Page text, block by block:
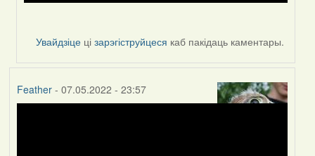
Увайдзіце цізарэгіструйцеся каб пакідаць каментары.
Feather- 07.05.2022 - 23:57